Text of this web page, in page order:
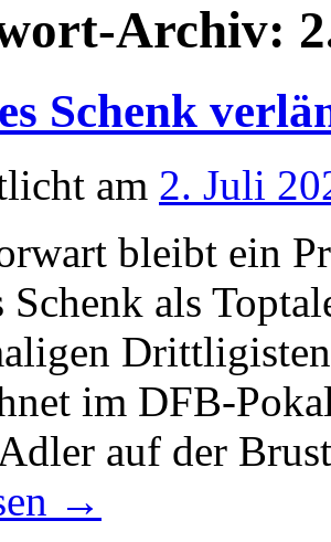
Archiv:
Schenk
am 2. Juli
bleibt ein
Schenk als
im DFB-
auf der
→